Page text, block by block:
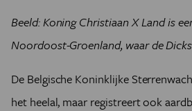
Beeld: Koning Christiaan X Land is
Noordoost-Groenland, waar de
De Belgische Koninklijke
het heelal, maar registreert ook